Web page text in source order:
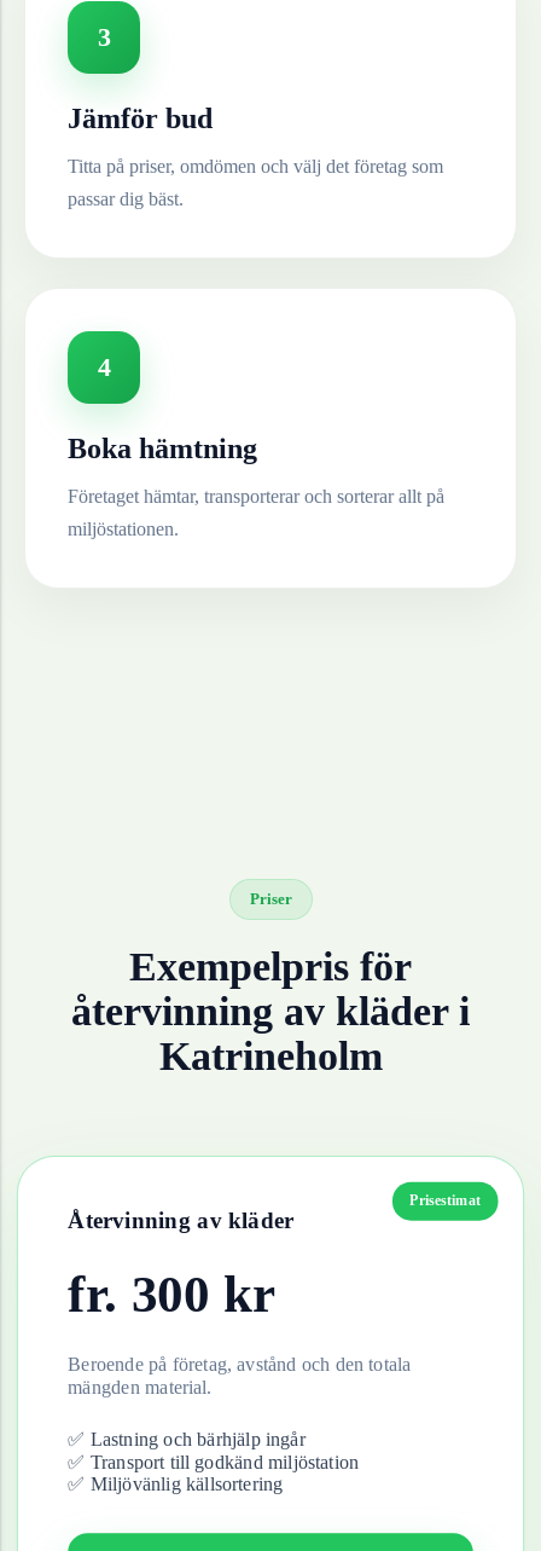
3
Jämför bud
Titta på priser, omdömen och välj det företag som
passar dig bäst.
4
Boka hämtning
Företaget hämtar, transporterar och sorterar allt på
miljöstationen.
Priser
Exempelpris för
återvinning av kläderi
Katrineholm
Prisestimat
Återvinning av kläder
fr. 300 kr
Beroende på företag, avstånd och den totala
mängden material.
✅ Lastning och bärhjälp ingår
✅ Transport till godkänd miljöstation
✅ Miljövänlig källsortering